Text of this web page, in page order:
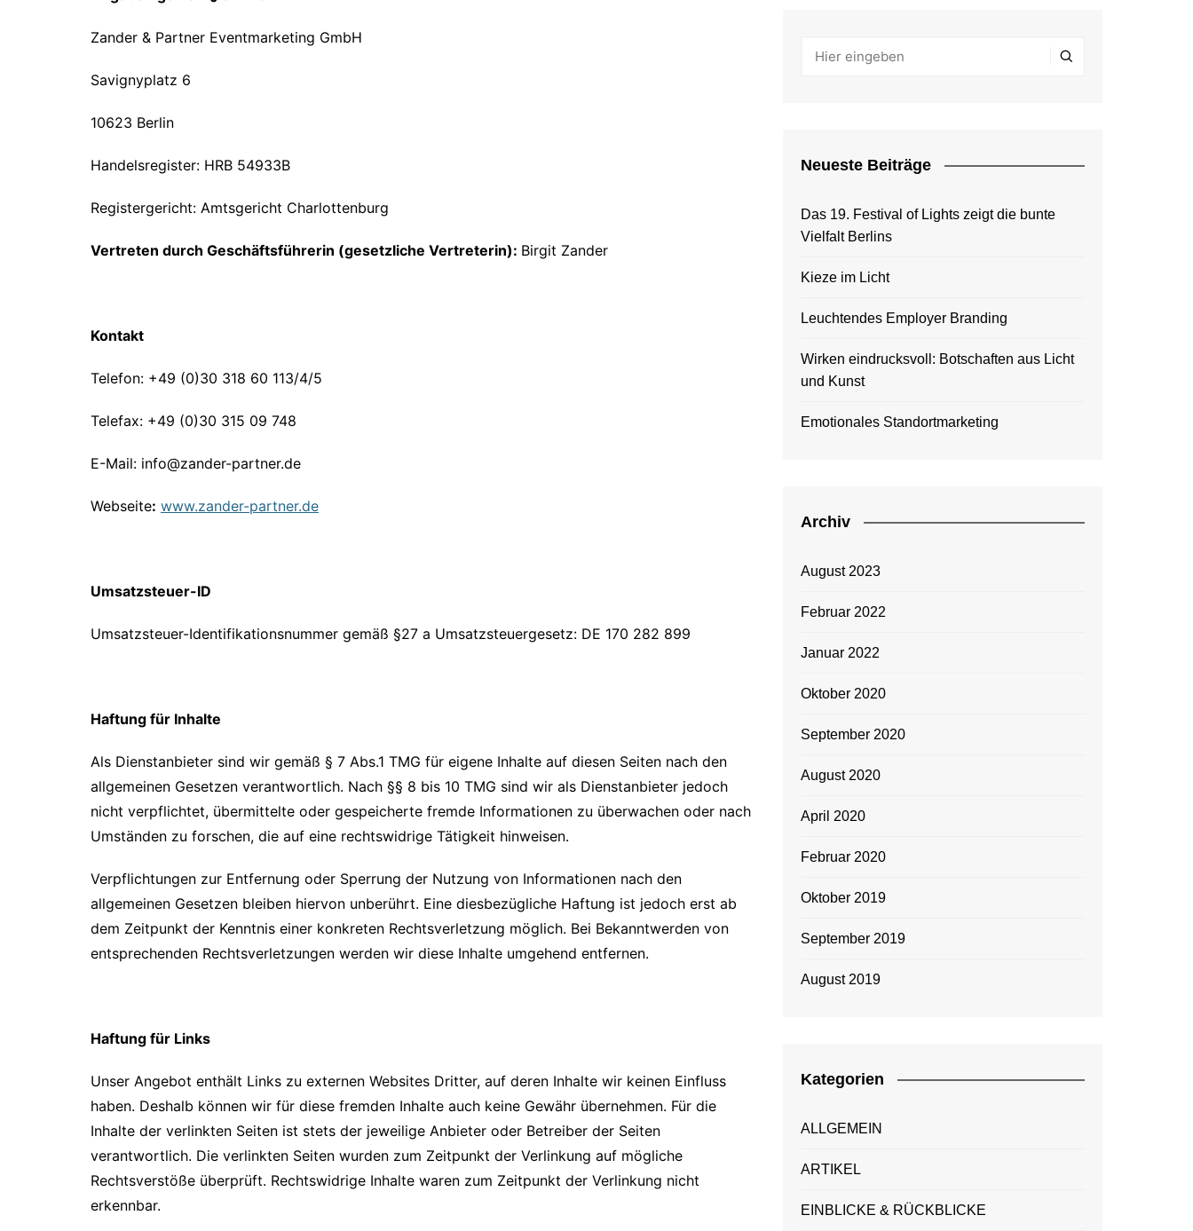
Zander & Partner Eventmarketing GmbH
Savignyplatz 6
10623 Berlin
Handelsregister: HRB 54933B
Registergericht: Amtsgericht Charlottenburg
Vertreten durch Geschäftsführerin (gesetzliche Vertreterin): Birgit Zander
Kontakt
Telefon: +49 (0)30 318 60 113/4/5
Telefax: +49 (0)30 315 09 748
E-Mail: info@zander-partner.de
Webseite: www.zander-partner.de
Umsatzsteuer-ID
Umsatzsteuer-Identifikationsnummer gemäß §27 a Umsatzsteuergesetz: DE 170 282 899
Haftung für Inhalte
Als Dienstanbieter sind wir gemäß § 7 Abs.1 TMG für eigene Inhalte auf diesen Seiten nach den
allgemeinen Gesetzen verantwortlich. Nach §§ 8 bis 10 TMG sind wir als Dienstanbieter jedoch
nicht verpflichtet, übermittelte oder gespeicherte fremde Informationen zu überwachen oder nach
Umständen zu forschen, die auf eine rechtswidrige Tätigkeit hinweisen.
Verpflichtungen zur Entfernung oder Sperrung der Nutzung von Informationen nach den
allgemeinen Gesetzen bleiben hiervon unberührt. Eine diesbezügliche Haftung ist jedoch erst ab
dem Zeitpunkt der Kenntnis einer konkreten Rechtsverletzung möglich. Bei Bekanntwerden von
entsprechenden Rechtsverletzungen werden wir diese Inhalte umgehend entfernen.
Haftung für Links
Unser Angebot enthält Links zu externen Websites Dritter, auf deren Inhalte wir keinen Einfluss
haben. Deshalb können wir für diese fremden Inhalte auch keine Gewähr übernehmen. Für die
Inhalte der verlinkten Seiten ist stets der jeweilige Anbieter oder Betreiber der Seiten
verantwortlich. Die verlinkten Seiten wurden zum Zeitpunkt der Verlinkung auf mögliche
Rechtsverstöße überprüft. Rechtswidrige Inhalte waren zum Zeitpunkt der Verlinkung nicht
erkennbar.
Neueste Beiträge
Das 19. Festival of Lights zeigt die bunte
Vielfalt Berlins
Kieze im Licht
Leuchtendes Employer Branding
Wirken eindrucksvoll: Botschaften aus Licht
und Kunst
Emotionales Standortmarketing
Archiv
August 2023
Februar 2022
Januar 2022
Oktober 2020
September 2020
August 2020
April 2020
Februar 2020
Oktober 2019
September 2019
August 2019
Kategorien
ALLGEMEIN
ARTIKEL
EINBLICKE & RÜCKBLICKE